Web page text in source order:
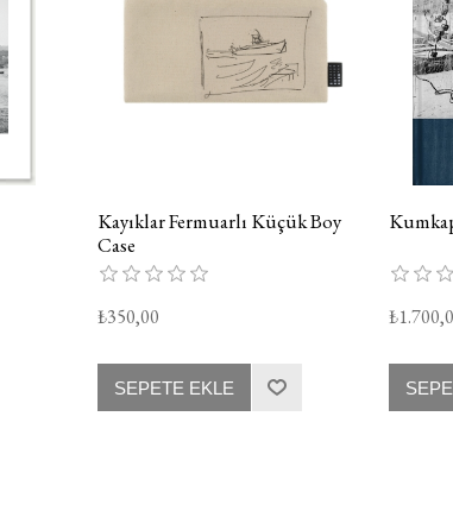
Kayıklar Fermuarlı Küçük Boy
Case
₺350,00
SEPETE EKLE